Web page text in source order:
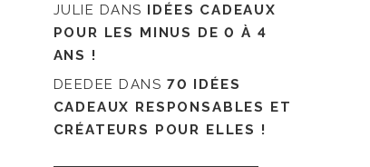
JULIE DANS IDÉES CADEAUX
POUR LES MINUS DE 0 À 4
ANS !
DEEDEE DANS 70 IDÉES
CADEAUX RESPONSABLES ET
CRÉATEURS POUR ELLES !